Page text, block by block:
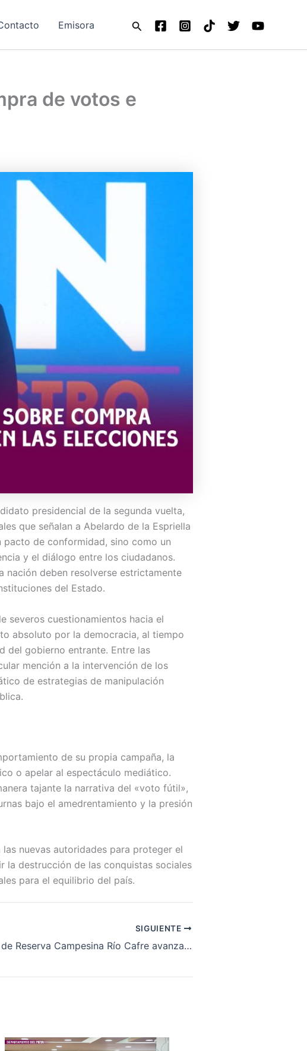
Emisora Buscar
de votos e
presidencial de la segunda vuelta,
que señalan a Abelardo de la Espriella
pacto de conformidad, sino como un
y el diálogo entre los ciudadanos.
nación deben resolverse estrictamente
del Estado.
severos cuestionamientos hacia el
absoluto por la democracia, al tiempo
del gobierno entrante. Entre las
mención a la intervención de los
de estrategias de manipulación
de su propia campaña, la
o apelar al espectáculo mediático.
tajante la narrativa del «voto fútil»,
bajo el amedrentamiento y la presión
nuevas autoridades para proteger el
la destrucción de las conquistas sociales
para el equilibrio del país.
SIGUIENTE
Zona de Reserva Campesina Río Cafre avanza con audiencia pública en Puerto Rico, Meta